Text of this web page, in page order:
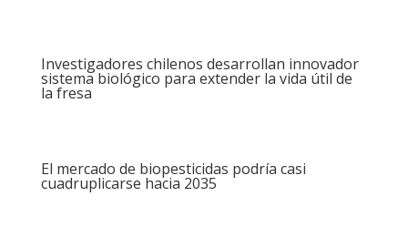
Investigadores chilenos desarrollan innovador
sistema biológico para extender la vida útil de
la fresa
El mercado de biopesticidas podría casi
cuadruplicarse hacia 2035